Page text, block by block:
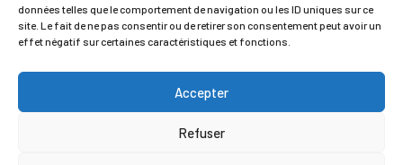
données telles que le comportement de navigation ou les ID uniques sur ce
site. Le fait de ne pas consentir ou de retirer son consentement peut avoir un
effet négatif sur certaines caractéristiques et fonctions.
Accepter
Refuser
ENVOYER